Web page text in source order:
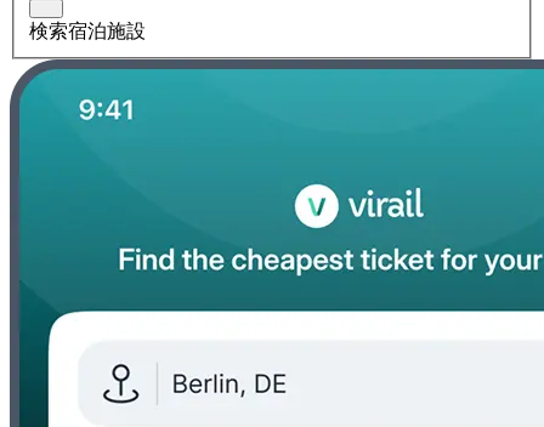
検索宿泊施設